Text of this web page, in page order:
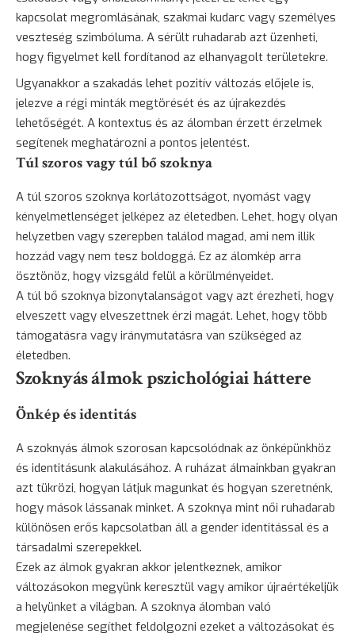
kapcsolat megromlásának, szakmai kudarc vagy személyes
veszteség szimbóluma. A sérült ruhadarab azt üzenheti,
hogy figyelmet kell fordítanod az elhanyagolt területekre.
Ugyanakkor a szakadás lehet pozitív változás előjele is,
jelezve a régi minták megtörését és az újrakezdés
lehetőségét. A kontextus és az álomban érzett érzelmek
segítenek meghatározni a pontos jelentést.
Túl szoros vagy túl bő szoknya
A túl szoros szoknya korlátozottságot, nyomást vagy
kényelmetlenséget jelképez az életedben. Lehet, hogy olyan
helyzetben vagy szerepben találod magad, ami nem illik
hozzád vagy nem tesz boldoggá. Ez az álomkép arra
ösztönöz, hogy vizsgáld felül a körülményeidet.
A túl bő szoknya bizonytalanságot vagy azt érezheti, hogy
elveszett vagy elveszettnek érzi magát. Lehet, hogy több
támogatásra vagy iránymutatásra van szükséged az
életedben.
Szoknyás álmok pszichológiai háttere
Önkép és identitás
A szoknyás álmok szorosan kapcsolódnak az önképünkhöz
és identitásunk alakulásához. A ruházat álmainkban gyakran
azt tükrözi, hogyan látjuk magunkat és hogyan szeretnénk,
hogy mások lássanak minket. A szoknya mint női ruhadarab
különösen erős kapcsolatban áll a gender identitással és a
társadalmi szerepekkel.
Ezek az álmok gyakran akkor jelentkeznek, amikor
változásokon megyünk keresztül vagy amikor újraértékeljük
a helyünket a világban. A szoknya álomban való
megjelenése segíthet feldolgozni ezeket a változásokat és